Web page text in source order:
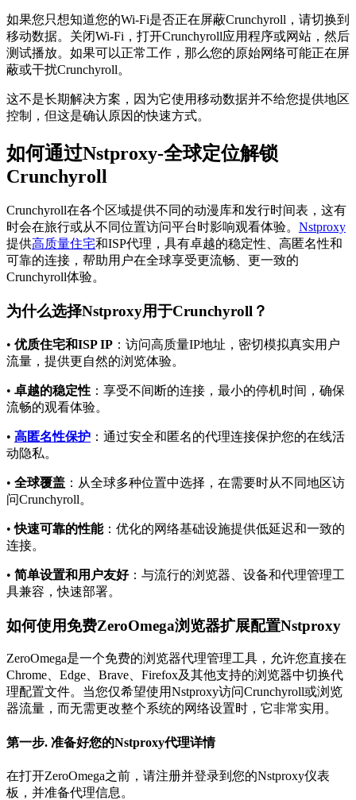
如果您只想知道您的Wi-Fi是否正在屏蔽Crunchyroll，请切换到
移动数据。关闭Wi-Fi，打开Crunchyroll应用程序或网站，然后
测试播放。如果可以正常工作，那么您的原始网络可能正在屏
蔽或干扰Crunchyroll。
这不是长期解决方案，因为它使用移动数据并不给您提供地区
控制，但这是确认原因的快速方式。
如何通过Nstproxy-全球定位解锁
Crunchyroll
Crunchyroll在各个区域提供不同的动漫库和发行时间表，这有
时会在旅行或从不同位置访问平台时影响观看体验。 Nstproxy
提供高质量住宅和ISP代理，具有卓越的稳定性、高匿名性和
可靠的连接，帮助用户在全球享受更流畅、更一致的
Crunchyroll体验。
为什么选择Nstproxy用于Crunchyroll？
• 优质住宅和ISP IP ：访问高质量IP地址，密切模拟真实用户
流量，提供更自然的浏览体验。
• 卓越的稳定性 ：享受不间断的连接，最小的停机时间，确保
流畅的观看体验。
• 高匿名性保护 ：通过安全和匿名的代理连接保护您的在线活
动隐私。
• 全球覆盖 ：从全球多种位置中选择，在需要时从不同地区访
问Crunchyroll。
•快速可靠的性能：优化的网络基础设施提供低延迟和一致的
连接。
• 简单设置和用户友好：与流行的浏览器、设备和代理管理工
具兼容，快速部署。
如何使用免费ZeroOmega浏览器扩展配置Nstproxy
ZeroOmega是一个免费的浏览器代理管理工具，允许您直接在
Chrome、Edge、Brave、Firefox及其他支持的浏览器中切换代
理配置文件。当您仅希望使用Nstproxy访问Crunchyroll或浏览
器流量，而无需更改整个系统的网络设置时，它非常实用。
第一步. 准备好您的Nstproxy代理详情
在打开ZeroOmega之前，请注册并登录到您的Nstproxy仪表
板，并准备代理信息。